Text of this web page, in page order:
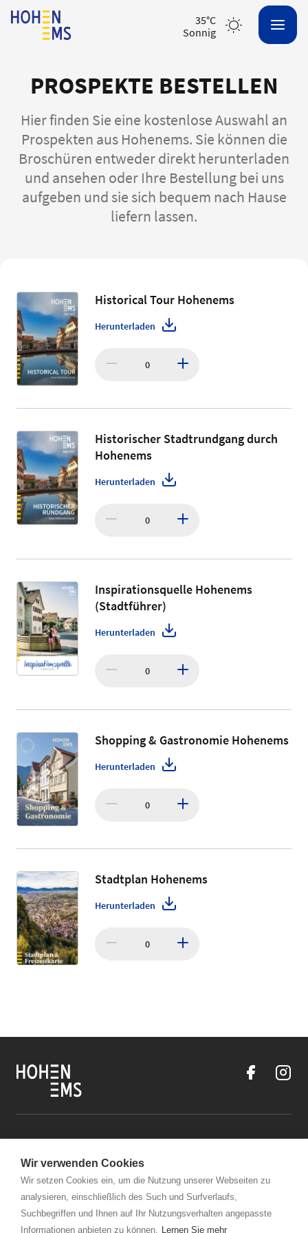
Wir verwenden Cookies
Wir setzen Cookies ein, um die Nutzung unserer Webseiten zu
analysieren, einschließlich des Such und Surfverlaufs,
Suchbegriffen und Ihnen auf Ihr Nutzungsverhalten angepasste
Informationen anbieten zu können. Lernen Sie mehr
35°C
sonnig
PROSPEKTE BESTELLEN
Hier finden Sie eine kostenlose Auswahl an
Prospekten aus Hohenems. Sie können die
Broschüren entweder direkt herunterladen
und ansehen oder Ihre Bestellung bei uns
aufgeben und sie sich bequem nach Hause
liefern lassen.
Historical Tour Hohenems
Herunterladen
0
Historischer Stadtrundgang durch
Hohenems
Herunterladen
0
Inspirationsquelle Hohenems
(Stadtführer)
Herunterladen
0
Shopping & Gastronomie Hohenems
Herunterladen
0
Stadtplan Hohenems
Herunterladen
0
Öffnungszeiten Stadtmarketing Hohenems
Links